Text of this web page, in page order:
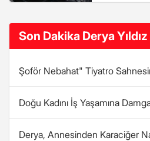
Son Dakika Derya
Şoför Nebahat" Tiyatro
Doğu Kadını İş Yaşamına
Derya, Annesinden Karaciğer